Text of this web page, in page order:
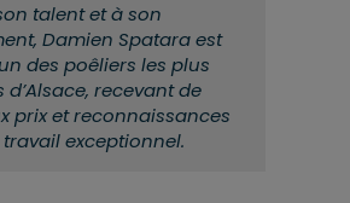
talent et à son
Damien Spatara est
des poêliers les plus
d’Alsace, recevant de
prix et reconnaissances
exceptionnel.